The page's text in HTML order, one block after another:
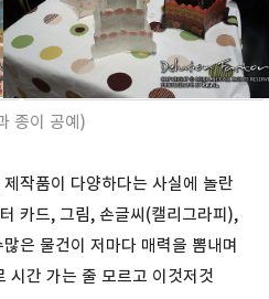
종이 공예)
작품이 다양하다는 사실에 놀란
카드, 그림, 손글씨(캘리그라피),
은 물건이 저마다 매력을 뽐내며
시간 가는 줄 모르고 이것저것